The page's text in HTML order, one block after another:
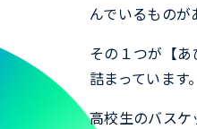
んでいるものが
その１つが【
詰まっています。
高校生のバス